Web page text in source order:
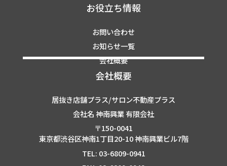
お役立ち情報
お問い合わせ
お知らせ一覧
会社概要
会社概要
居抜き店舗プラス/サロン不動産プラス
会社名 神南興業 有限会社
〒150-0041
東京都渋谷区神南1丁目20-10 神南興業ビル7階
TEL: 03-6809-0941